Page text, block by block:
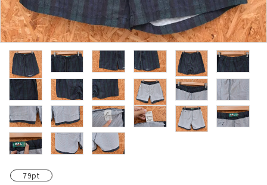
レンタル・修理
店舗情報
POLICY
INFORMATION
ACCOUNT MENU
ようこそ ゲスト 様
meeting_room ログイン
79pt